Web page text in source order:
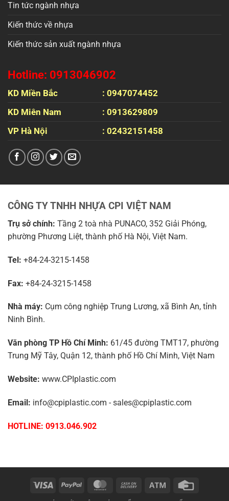
Tin tức ngành nhựa
Kiến thức về nhựa
Kiến thức sản xuất ngành nhựa
Hotline: 0913046902
KD Miền Bắc
: 0947074452
KD Miên Nam
: 0913629809
VP Hà Nội
: 02432151458
CÔNG TY TNHH NHỰA CPI VIỆT NAM
Trụ sở chính: Tầng 2 toà nhà PUNACO, 352 Giải Phóng,
phường Phương Liệt, thành phố Hà Nội, Việt Nam.
Tel: +84-24-3215-1458
Fax: +84-24-3215-1458
Nhà máy: Cụm công nghiệp Trung Lương, xã Bình An, tỉnh
Ninh Bình.
Văn phòng TP Hồ Chí Minh: 61/45 đường TMT17, phường
Trung Mỹ Tây, Quận 12, thành phố Hồ Chí Minh, Việt Nam
Website: www.CPIplastic.com
Email: info@cpiplastic.com - sales@cpiplastic.com
HOTLINE: 0913.046.902
Visa PayPal MasterCardCash
Atm